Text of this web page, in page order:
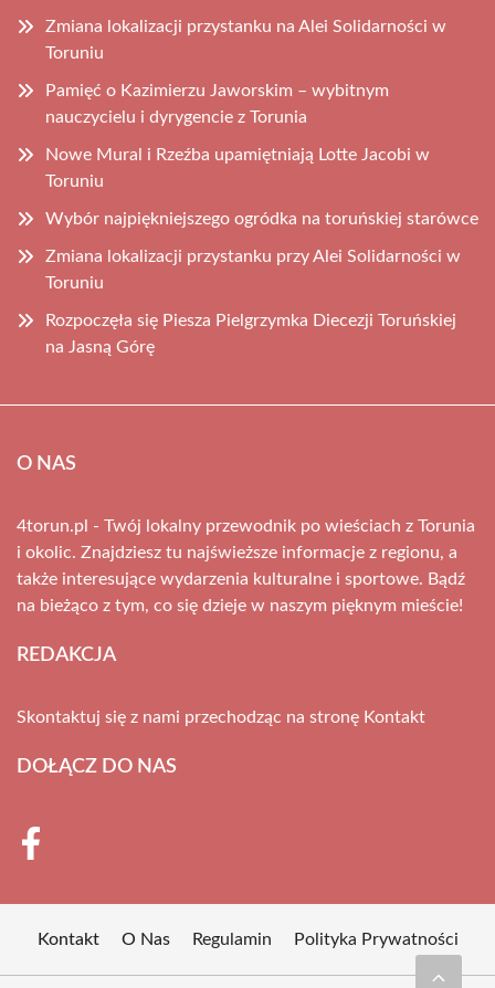
Zmiana lokalizacji przystanku na Alei Solidarności w
Toruniu
Pamięć o Kazimierzu Jaworskim – wybitnym
nauczycielu i dyrygencie z Torunia
Nowe Mural i Rzeźba upamiętniają Lotte Jacobi w
Toruniu
Wybór najpiękniejszego ogródka na toruńskiej starówce
Zmiana lokalizacji przystanku przy Alei Solidarności w
Toruniu
Rozpoczęła się Piesza Pielgrzymka Diecezji Toruńskiej
na Jasną Górę
O NAS
4torun.pl - Twój lokalny przewodnik po wieściach z Torunia
i okolic. Znajdziesz tu najświeższe informacje z regionu, a
także interesujące wydarzenia kulturalne i sportowe. Bądź
na bieżąco z tym, co się dzieje w naszym pięknym mieście!
REDAKCJA
Skontaktuj się z nami przechodząc na stronę Kontakt
DOŁĄCZ DO NAS
Kontakt O Nas Regulamin Polityka Prywatności